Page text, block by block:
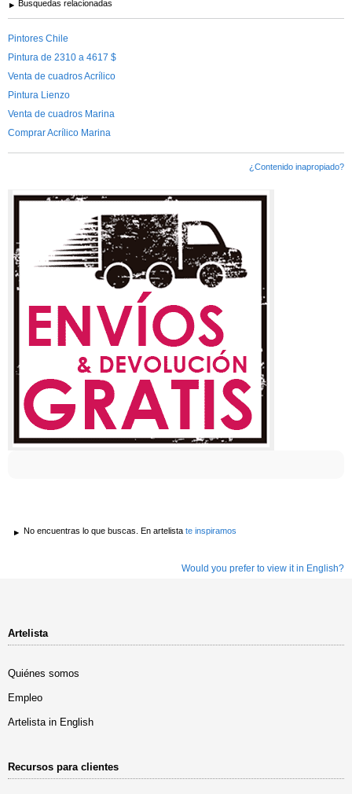
Busquedas relacionadas
Pintores Chile
Pintura de 2310 a 4617 $
Venta de cuadros Acrílico
Pintura Lienzo
Venta de cuadros Marina
Comprar Acrílico Marina
¿Contenido inapropiado?
No encuentras lo que buscas. En artelista te inspiramos
Would you prefer to view it in English?
Artelista
Quiénes somos
Empleo
Artelista in English
Recursos para clientes